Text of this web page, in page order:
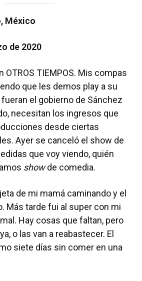
México
de 2020
OTROS TIEMPOS. Mis compas
que les demos play a su
el gobierno de Sánchez
necesitan los ingresos que
desde ciertas
Ayer se canceló el show de
que voy viendo, quién
showde comedia.
de mi mamá caminando y el
Más tarde fui al super con mi
Hay cosas que faltan, pero
o las van a reabastecer. El
siete días sin comer en una